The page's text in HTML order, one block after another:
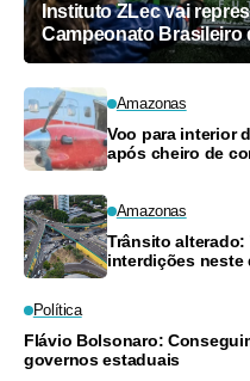
Instituto ZLec vai
Campeonato Brasileiro
Amazonas
Voo para interior
após cheiro de
Amazonas
Trânsito alterado:
interdições neste
Política
Flávio Bolsonaro:
governos estaduais